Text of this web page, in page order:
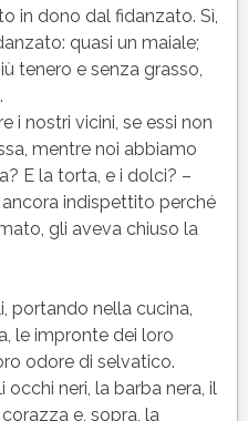
in dono dal fidanzato. Sì,
quasi un maiale;
tenero e senza grasso,
i nostri vicini, se essi non
mentre noi abbiamo
E la torta, e i dolci? –
indispettito perché
gli aveva chiuso la
portando nella cucina,
le impronte dei loro
odore di selvatico.
neri, la barba nera, il
e, sopra, la